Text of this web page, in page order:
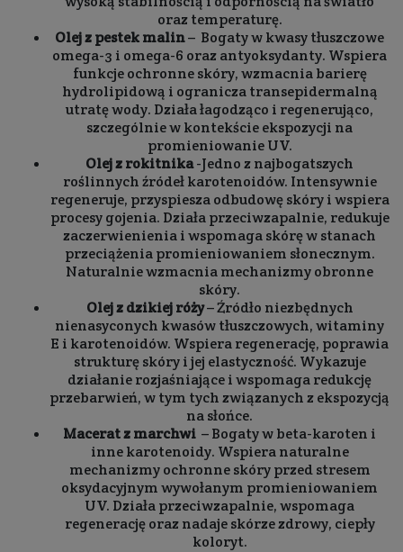
oraz temperaturę.
Olej z pestek malin– Bogaty w kwasy tłuszczowe
omega-3 i omega-6 oraz antyoksydanty. Wspiera
funkcje ochronne skóry, wzmacnia barierę
hydrolipidową i ogranicza transepidermalną
utratę wody. Działa łagodząco i regenerująco,
szczególnie w kontekście ekspozycji na
promieniowanie UV.
Olej z rokitnika-Jedno z najbogatszych
roślinnych źródeł karotenoidów. Intensywnie
regeneruje, przyspiesza odbudowę skóry i wspiera
procesy gojenia. Działa przeciwzapalnie, redukuje
zaczerwienienia i wspomaga skórę w stanach
przeciążenia promieniowaniem słonecznym.
Naturalnie wzmacnia mechanizmy obronne
skóry.
Olej z dzikiej róży– Źródło niezbędnych
nienasyconych kwasów tłuszczowych, witaminy
E i karotenoidów. Wspiera regenerację, poprawia
strukturę skóry i jej elastyczność. Wykazuje
działanie rozjaśniające i wspomaga redukcję
przebarwień, w tym tych związanych z ekspozycją
na słońce.
Macerat z marchwi – Bogaty w beta-karoten i
inne karotenoidy. Wspiera naturalne
mechanizmy ochronne skóry przed stresem
oksydacyjnym wywołanym promieniowaniem
UV. Działa przeciwzapalnie, wspomaga
regenerację oraz nadaje skórze zdrowy, ciepły
koloryt.